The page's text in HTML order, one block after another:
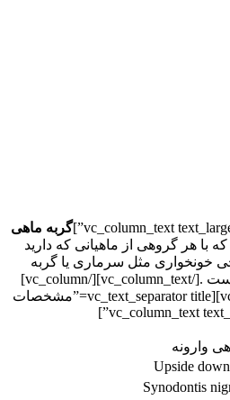
گربه ماهی
با هر گروهی از ماهیانی که دارید
خونخواری مثل سرماری یا گربه
ماهی کله گاوی قابل نگهداریست .[/vc_column_text][/vc_column]
[/vc_row][vc_row][vc_column][vc_text_separator title=”مشخصات
وارونه
Upside
Synodontis